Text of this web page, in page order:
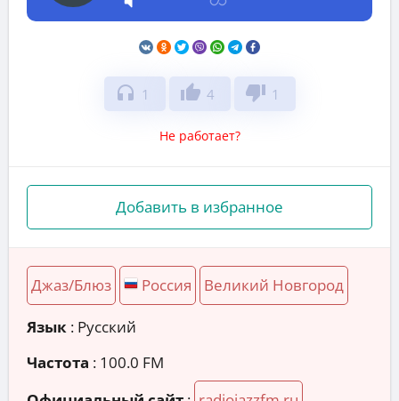
headphones 1 thumb_up 4 thumb_down 1
Не работает?
Добавить в избранное
Джаз/Блюз Россия Великий Новгород
Язык : Русский
Частота : 100.0 FM